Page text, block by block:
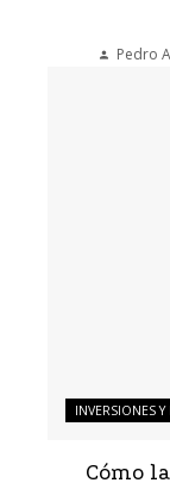
Pedro
INVERSIONES
Cómo